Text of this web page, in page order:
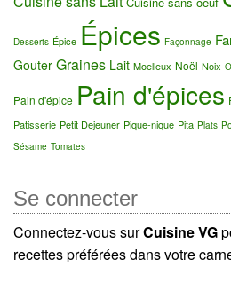
Desserts Épice Épices Façonnage
Gouter Graines Lait Moelleux Noël Noix
Pain d'épice Pain d'épices
Patisserie Petit Dejeuner Pique-nique Pita Plats
Sésame Tomates
Se connecter
Connectez-vous surCuisine VG
recettes préférées dans votre